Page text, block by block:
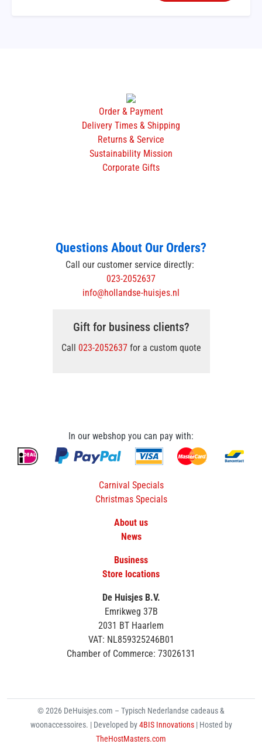
Order & Payment
Delivery Times & Shipping
Returns & Service
Sustainability Mission
Corporate Gifts
Questions About Our Orders?
Call our customer service directly:
023-2052637
info@hollandse-huisjes.nl
Gift for business clients?
Call 023-2052637for a custom quote
In our webshop you can pay with:
Carnival Specials
Christmas Specials
About us
News
Business
Store locations
De Huisjes B.V.
Emrikweg 37B
2031 BT Haarlem
VAT: NL859325246B01
Chamber of Commerce: 73026131
© 2026 DeHuisjes.com – Typisch Nederlandse cadeaus &
woonaccessoires. | Developed by4BIS Innovations | Hosted by
TheHostMasters.com